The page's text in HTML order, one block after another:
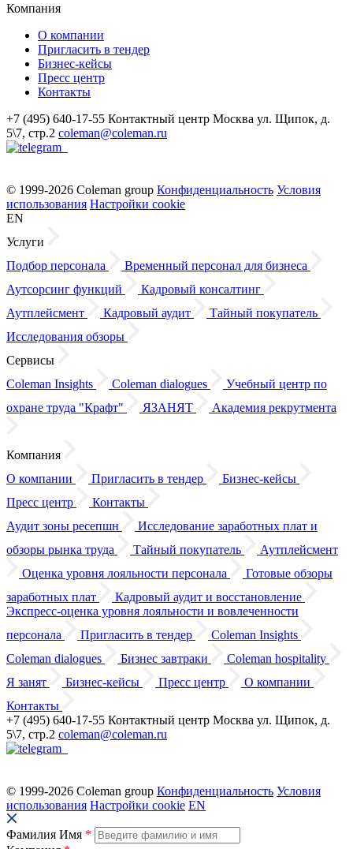
Компания
О компании
Пригласить в тендер
Бизнес-кейсы
Пресс центр
Контакты
+7 (495) 640-17-55 Контактный центр Москва ул. Щипок, д.
5\7, стр.2 coleman@coleman.ru
© 1999-2026 Coleman group Конфиденциальность Условия
использования Настройки cookie
EN
Услуги
Подбор персонала
Временный персонал для бизнеса
Аутсорсинг функций
Кадровый консалтинг
Аутплейсмент
Кадровый аудит
Тайный покупатель
Исследования обзоры
Сервисы
Coleman Insights
Coleman dialogues
Учебный центр по
охране труда "Крафт"
ЯЗАНЯТ Академия рекрутмента
Компания
О компании
Пригласить в тендер
Бизнес-кейсы
Пресс центр
Контакты
Аудит зоны ресепшн
Исследование заработных плат и
обзоры рынка труда Тайный покупатель
Аутплейсмент
Оценка уровня лояльности персонала
Готовые обзоры
заработных плат
Кадровый аудит и восстановление
Экспресс-оценка уровня лояльности и вовлеченности
персонала
Пригласить в тендер
Coleman Insights
Coleman dialogues
Бизнес завтраки
Coleman hospitality
Я занят
Бизнес-кейсы Пресс центр
О компании
Контакты
+7 (495) 640-17-55 Контактный центр Москва ул. Щипок, д.
5\7, стр.2 coleman@coleman.ru
© 1999-2026 Coleman group Конфиденциальность Условия
использования Настройки cookie EN
Фамилия Имя *